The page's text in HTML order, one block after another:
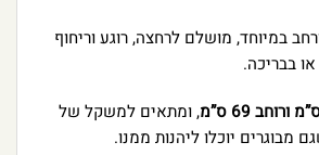
במיוחד, מושלם לרחצה, רוגע וריחוף
בבריכה.
, ומתאים למשקל של
מבוגרים יוכלו ליהנות ממנו.